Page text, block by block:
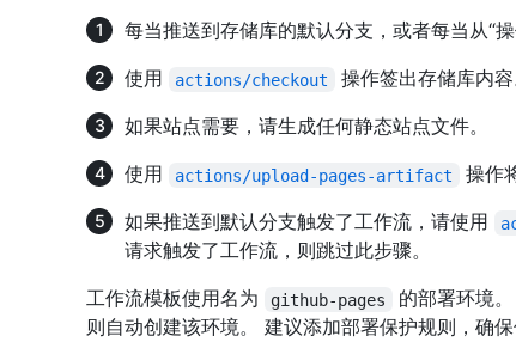
每当推送到存储库的默认分支，或者每当从“
使用
actions/checkout
操作签出存储库内容
如果站点需要，请生成任何静态站点文件。
使用
actions/upload-pages-artifact
操作
如果推送到默认分支触发了工作流，请使用
请求触发了工作流，则跳过此步骤。
工作流模板使用名为
github-pages 的部署环境
则自动创建该环境。 建议添加部署保护规则，确